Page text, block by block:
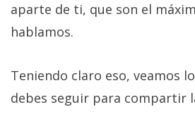
aparte de ti, que son el
hablamos.
Teniendo claro eso, veamos
debes seguir para compartir